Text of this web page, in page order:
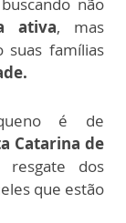
ativa, mas
suas famílias
é de
Catarina de
dos
que estão